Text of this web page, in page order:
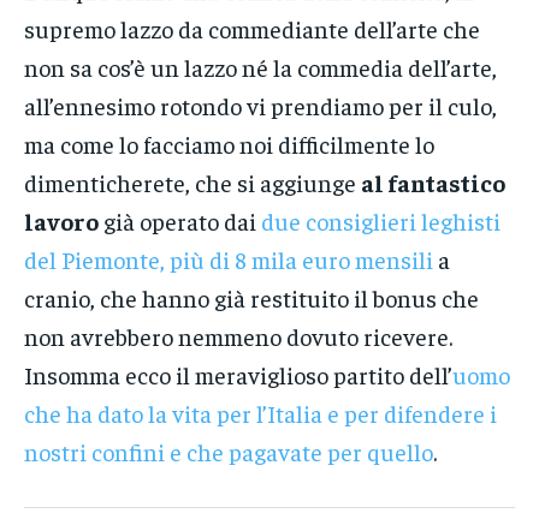
supremo lazzo da commediante dell’arte che
non sa cos’è un lazzo né la commedia dell’arte,
all’ennesimo rotondo vi prendiamo per il culo,
ma come lo facciamo noi difficilmente lo
dimenticherete, che si aggiunge al fantastico
lavoro già operato dai due consiglieri leghisti
del Piemonte, più di 8 mila euro mensili a
cranio, che hanno già restituito il bonus che
non avrebbero nemmeno dovuto ricevere.
Insomma ecco il meraviglioso partito dell’uomo
che ha dato la vita per l’Italia e per difendere i
nostri confini e che pagavate per quello.